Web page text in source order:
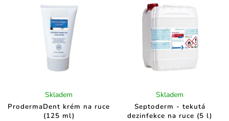
ProdermaDent krém na ruce
(125 ml)
Skladem
Septoderm - tekutá
dezinfekce na ruce (5 l)
Skladem